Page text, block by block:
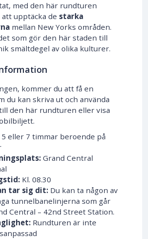
med den här rundturen
upptäcka de starka
mellan New Yorks områden.
som gör den här staden till
smältdegel av olika kulturer.
kommer du att få en
du kan skriva ut och använda
den här rundturen eller visa
5 eller 7 timmar beroende på
Grand Central
Kl. 08.30
tar sig dit: Du kan ta någon av
tunnelbanelinjerna som går
Central – 42nd Street Station.
Rundturen är inte